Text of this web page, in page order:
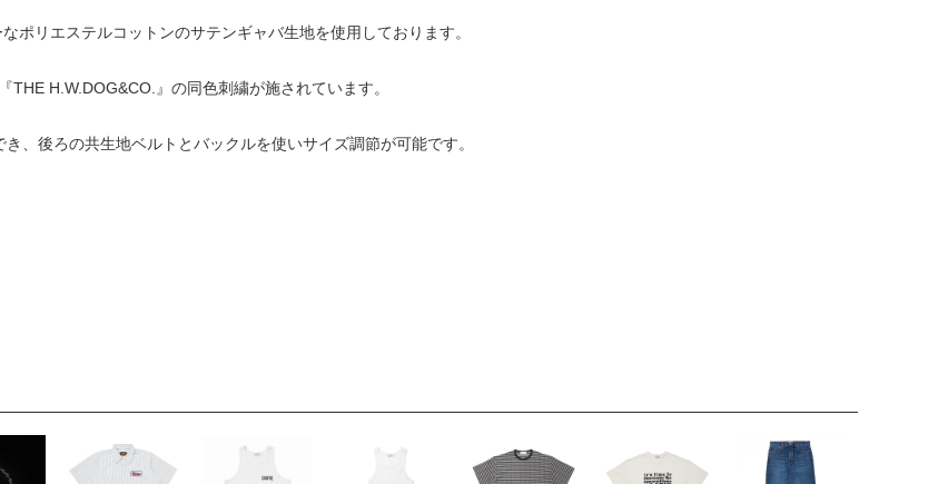
ポリエステルコットンのサテンギャバ生地を使用しております。
H.W.DOG&CO.』の同色刺繍が施されています。
、後ろの共生地ベルトとバックルを使いサイズ調節が可能です。